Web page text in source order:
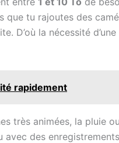
que tu rajoutes des
D’où la nécessité d’une
rapidement
très animées, la pluie
des